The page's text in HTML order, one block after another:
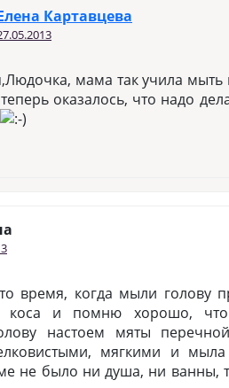
Картавцева
мама так учила мыть
оказалось, что надо
время, когда мыли голову
коса и помню хорошо,
настоем мяты
мягкими и
не было ни душа, ни ванны,